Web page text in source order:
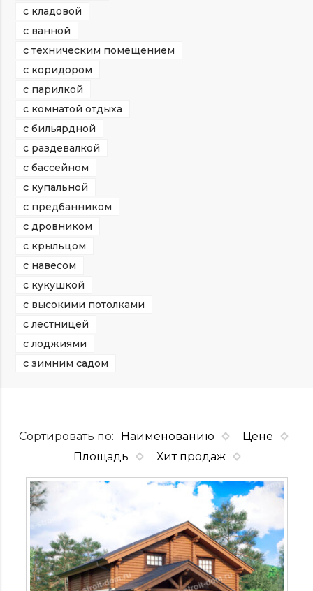
с кладовой
с ванной
с техническим помещением
с коридором
с парилкой
с комнатой отдыха
с бильярдной
с раздевалкой
с бассейном
с купальной
с предбанником
с дровником
с крыльцом
с навесом
с кукушкой
с высокими потолками
с лестницей
с лоджиями
с зимним садом
Сортировать по: Наименованию
Цене
Площадь
Хит продаж